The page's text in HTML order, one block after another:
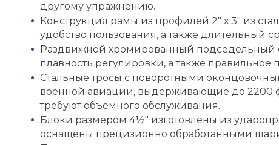
другому упражнению.
Конструкция рамы из профилей 2" х 3" из
удобство пользования, а также длительный
Раздвижной хромированный подседельный
плавность регулировки, а также правильное
Стальные тросы с поворотными
военной авиации, выдерживающие до 2200
требуют объемного обслуживания.
Блоки размером 4½" изготовлены из
оснащены прецизионно обработанными